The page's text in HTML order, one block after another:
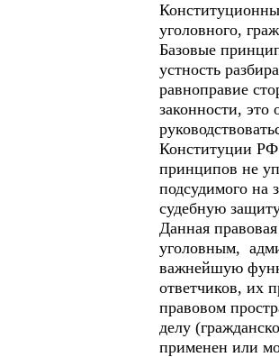
уголовного,
Базовые
устность
равноправие
законности,
Конституции РФ
принципов не
подсудимого на
судебную
Данная
уголовным,
важнейшую
ответчиков, их
правовом
делу
применен или